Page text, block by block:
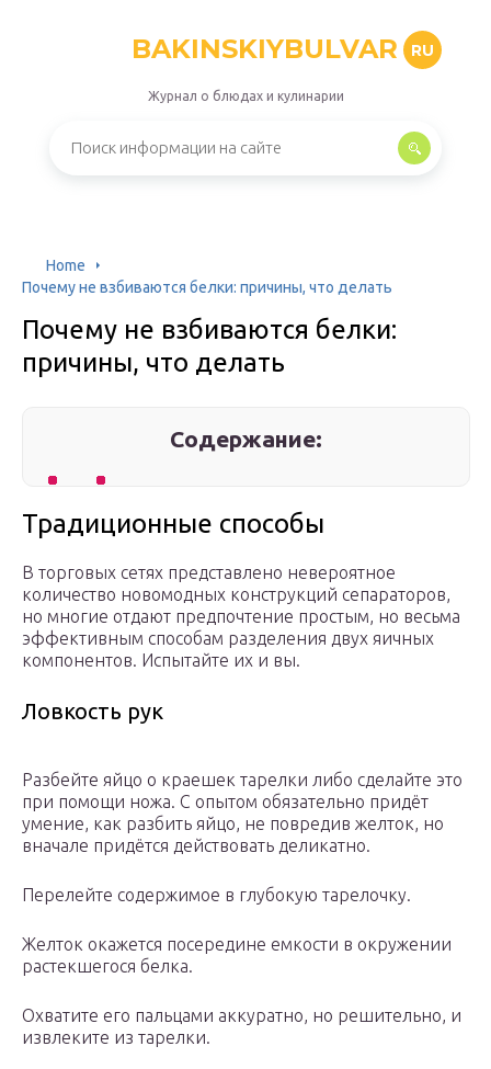
BAKINSKIYBULVAR RU
Журнал о блюдах и кулинарии
Home
Почему не взбиваются белки: причины, что делать
Почему не взбиваются белки:
причины, что делать
Содержание:
Традиционные способы
В торговых сетях представлено невероятное
количество новомодных конструкций сепараторов,
но многие отдают предпочтение простым, но весьма
эффективным способам разделения двух яичных
компонентов. Испытайте их и вы.
Ловкость рук
Разбейте яйцо о краешек тарелки либо сделайте это
при помощи ножа. С опытом обязательно придёт
умение, как разбить яйцо, не повредив желток, но
вначале придётся действовать деликатно.
Перелейте содержимое в глубокую тарелочку.
Желток окажется посередине емкости в окружении
растекшегося белка.
Охватите его пальцами аккуратно, но решительно, и
извлеките из тарелки.